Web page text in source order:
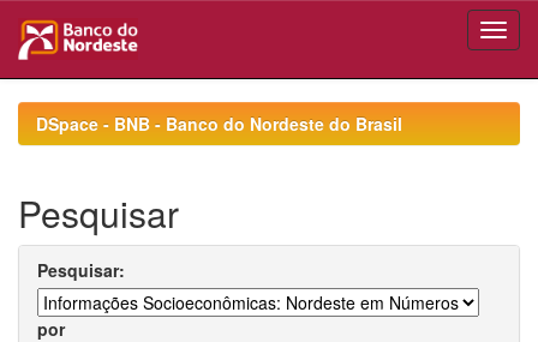
navigationDSpace - BNB - Banco do Nordeste do Brasil
Pesquisar
Pesquisar:
por